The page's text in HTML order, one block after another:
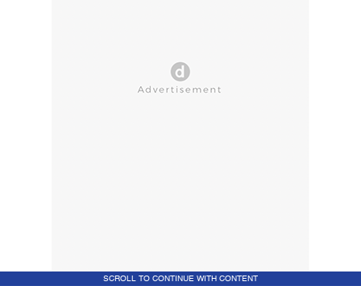
SCROLL TO CONTINUE WITH CONTENT